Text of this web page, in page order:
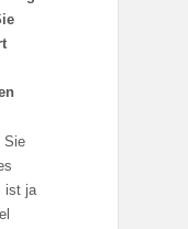
Sie
ist ja